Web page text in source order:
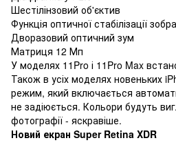
Шестілінзовий об'єктив
Функція оптичної стабілізації
Дворазовий оптичний зум
Матриця 12 Мп
У моделях 11Pro і 11Pro Max
Також в усіх моделях новеньких
режим, який включається
не задіюється. Кольори будуть
фотографії - яскравіше.
Новий екран Super Retina XDR